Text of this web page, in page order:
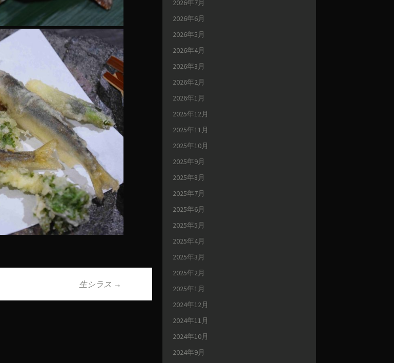
生シラス →
2026年7月
2026年6月
2026年5月
2026年4月
2026年3月
2026年2月
2026年1月
2025年12月
2025年11月
2025年10月
2025年9月
2025年8月
2025年7月
2025年6月
2025年5月
2025年4月
2025年3月
2025年2月
2025年1月
2024年12月
2024年11月
2024年10月
2024年9月